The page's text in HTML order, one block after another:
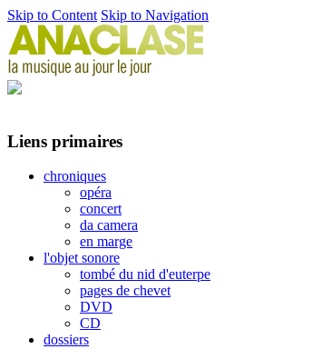
Skip to Content Skip to Navigation
Liens primaires
chroniques
opéra
concert
da camera
en marge
l'objet sonore
tombé du nid d'euterpe
pages de chevet
DVD
CD
dossiers